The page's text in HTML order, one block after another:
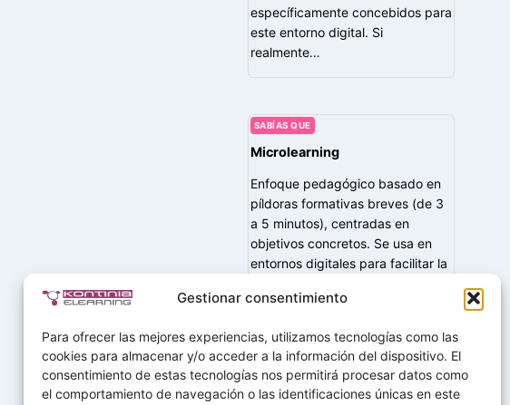
Gestionar consentimiento
Para ofrecer las mejores experiencias, utilizamos tecnologías como las
cookies para almacenar y/o acceder a la información del dispositivo. El
consentimiento de estas tecnologías nos permitirá procesar datos como
el comportamiento de navegación o las identificaciones únicas en este
específicamente concebidos para
este entorno digital. Si
realmente…
SABÍAS QUE
Microlearning
Enfoque pedagógico basado en
píldoras formativas breves (de 3
a 5 minutos), centradas en
objetivos concretos. Se usa en
entornos digitales para facilitar la
ideal para…